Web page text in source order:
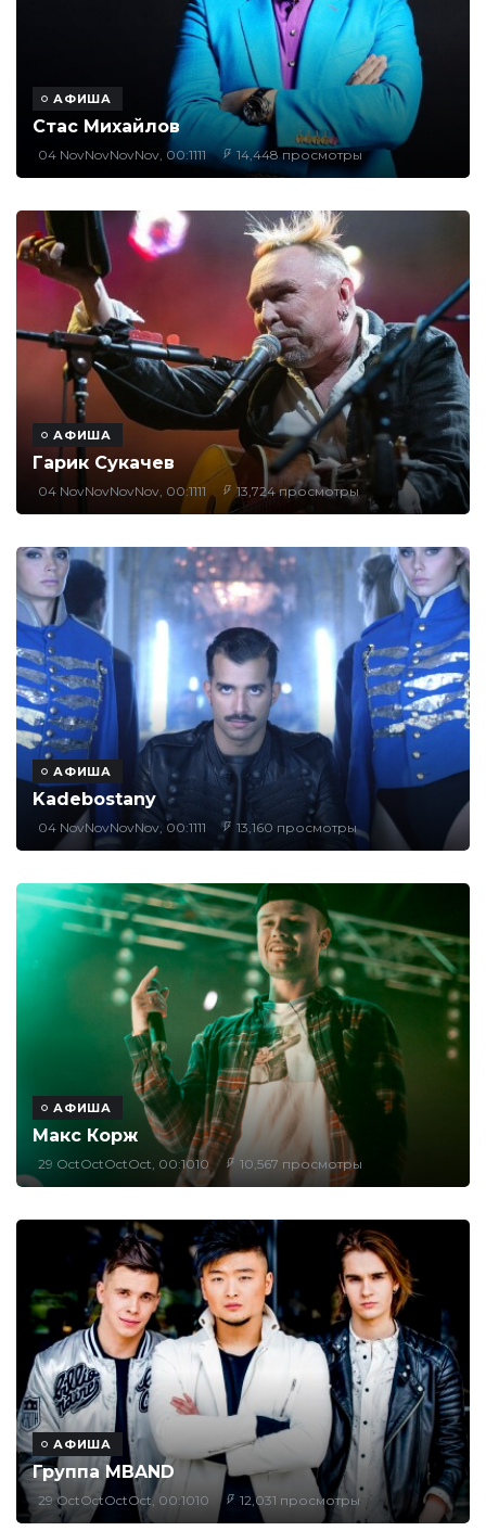
АФИША
Стас Михайлов
04 NovNovNovNov, 00:1111 14,448 просмотры
АФИША
Гарик Сукачев
04 NovNovNovNov, 00:1111 13,724 просмотры
АФИША
Kadebostany
04 NovNovNovNov, 00:1111 13,160 просмотры
АФИША
Макс Корж
29 OctOctOctOct, 00:1010 10,567 просмотры
АФИША
Группа MBAND
29 OctOctOctOct, 00:1010 12,031 просмотры